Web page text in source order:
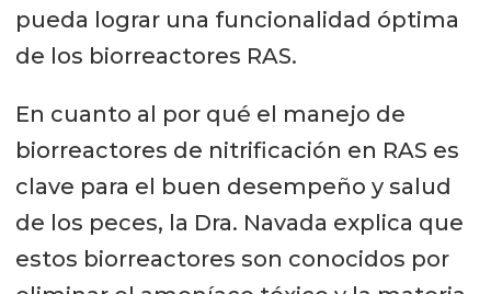
pueda lograr una funcionalidad óptima
de los biorreactores RAS.
En cuanto al por qué el manejo de
biorreactores de nitrificación en RAS es
clave para el buen desempeño y salud
de los peces, la Dra. Navada explica que
estos biorreactores son conocidos por